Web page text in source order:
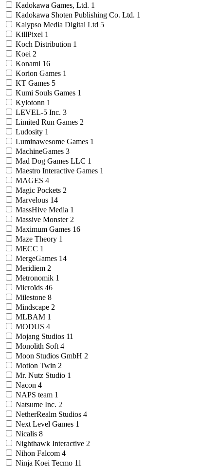
Kadokawa Games, Ltd. 1
Kadokawa Shoten Publishing Co. Ltd. 1
Kalypso Media Digital Ltd 5
KillPixel 1
Koch Distribution 1
Koei 2
Konami 16
Korion Games 1
KT Games 5
Kumi Souls Games 1
Kylotonn 1
LEVEL-5 Inc. 3
Limited Run Games 2
Ludosity 1
Luminawesome Games 1
MachineGames 3
Mad Dog Games LLC 1
Maestro Interactive Games 1
MAGES 4
Magic Pockets 2
Marvelous 14
MassHive Media 1
Massive Monster 2
Maximum Games 16
Maze Theory 1
MECC 1
MergeGames 14
Meridiem 2
Metronomik 1
Microïds 46
Milestone 8
Mindscape 2
MLBAM 1
MODUS 4
Mojang Studios 11
Monolith Soft 4
Moon Studios GmbH 2
Motion Twin 2
Mr. Nutz Studio 1
Nacon 4
NAPS team 1
Natsume Inc. 2
NetherRealm Studios 4
Next Level Games 1
Nicalis 8
Nighthawk Interactive 2
Nihon Falcom 4
Ninja Koei Tecmo 11